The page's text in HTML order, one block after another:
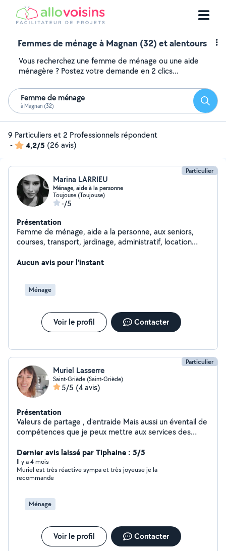
Femmes de ménage à Magnan (32) et alentours
Vous recherchez une femme de ménage ou une aide
ménagère ? Postez votre demande en 2 clics...
Femme de ménage
à Magnan (32)
9 Particuliers et 2 Professionnels répondent
-
4,2/5 (26 avis)
Particulier
Marina LARRIEU
Ménage, aide à la personne
Toujouse (Toujouse)
-/5
Présentation
Femme de ménage, aide a la personne, aux seniors,
courses, transport, jardinage, administratif, location
Aucun avis pour l'instant
Ménage
Voir le profil Contacter
Particulier
Muriel Lasserre
Saint-Griède (Saint-Griède)
5/5 (4 avis)
Présentation
Valeurs de partage , d'entraide Mais aussi un éventail de
compétences que je peux mettre aux services des
traiteur , particuliers, comités des fêtes. Expérience de
vente en commerce de détail (15 ans) Exoerienxe
viticole 12 ans Expérience service à la personne(
ménage, courses, ) Expérience dans l'animation avec les
Dernier avis laissé par Tiphaine : 5/5
Il y a 4 mois
Muriel est très réactive sympa et très joyeuse je la
recommande
Ménage
Voir le profil Contacter